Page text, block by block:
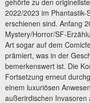
gehörte zu den
2022/2023 im Phantastik-
erschienen sind. Anfang
Mystery/Horror/SF-
Art sogar auf dem
prämiert, was in der
bemerkenswert ist. Die
Fortsetzung erneut
einem luxuriösen
außerirdischen